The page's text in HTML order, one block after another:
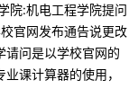
院:机电工程学院提问
官网发布通告说更改
请问是以学校官网的
课计算器的使用，